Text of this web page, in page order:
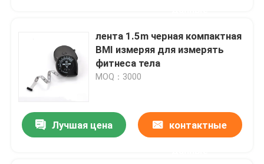
лента 1.5m черная компактная
BMI измеряя для измерять
фитнеса тела
MOQ：3000
Лучшая цена контактные